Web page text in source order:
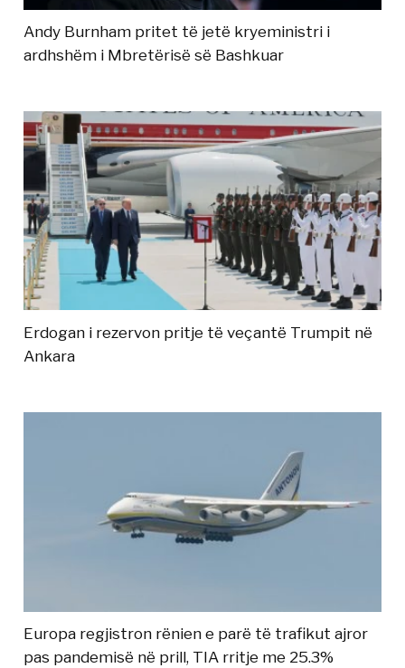
Andy Burnham pritet të jetë kryeministri i
ardhshëm i Mbretërisë së Bashkuar
Erdogan i rezervon pritje të veçantë Trumpit në
Ankara
Europa regjistron rënien e parë të trafikut ajror
pas pandemisë në prill, TIA rritje me 25.3%